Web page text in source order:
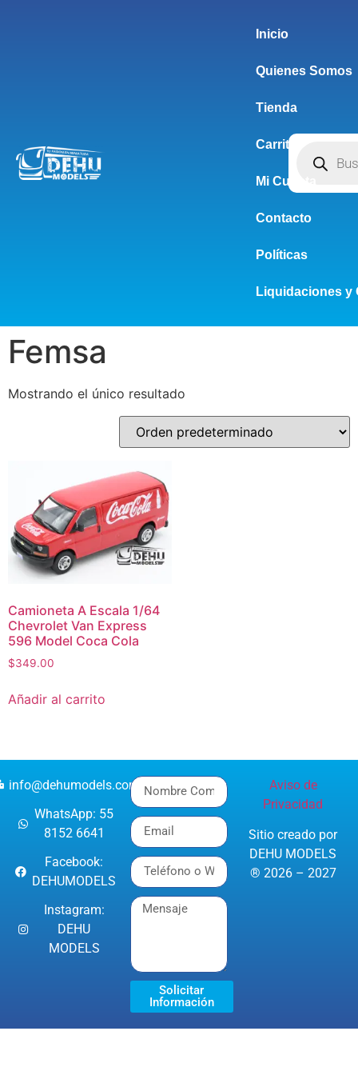
Inicio
Quienes Somos
Tienda
Carrito
Mi Cuenta
Contacto
Políticas
Liquidaciones y
Femsa
Mostrando el único resultado
Camioneta A Escala 1/64
Chevrolet Van Express
596 Model Coca Cola
$349.00
Añadir al carrito
info@dehumodels.com
WhatsApp: 55
8152 6641
Facebook:
DEHUMODELS
Instagram:
DEHU
MODELS
Solicitar
Información
Aviso de
Privacidad
Sitio creado por
DEHU MODELS
® 2026 – 2027